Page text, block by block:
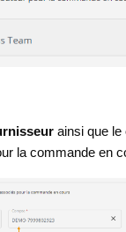
ainsi que le
la commande en